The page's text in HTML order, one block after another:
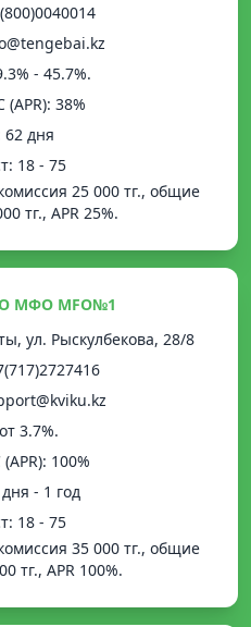
- 45.7%.
(APR): 38%
62 дня
18 - 75
25 000 тг., общие
тг., APR 25%.
МФО MFO№1
ул. Рыскулбекова, 28/8
3.7%.
100%
- 1 год
18 - 75
35 000 тг., общие
тг., APR 100%.